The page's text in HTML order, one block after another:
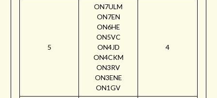
5
ON7ULM
ON7EN
ON6HE
ON5VC
ON4JD
ON4CKM
ON3RV
ON3ENE
ON1GV
4